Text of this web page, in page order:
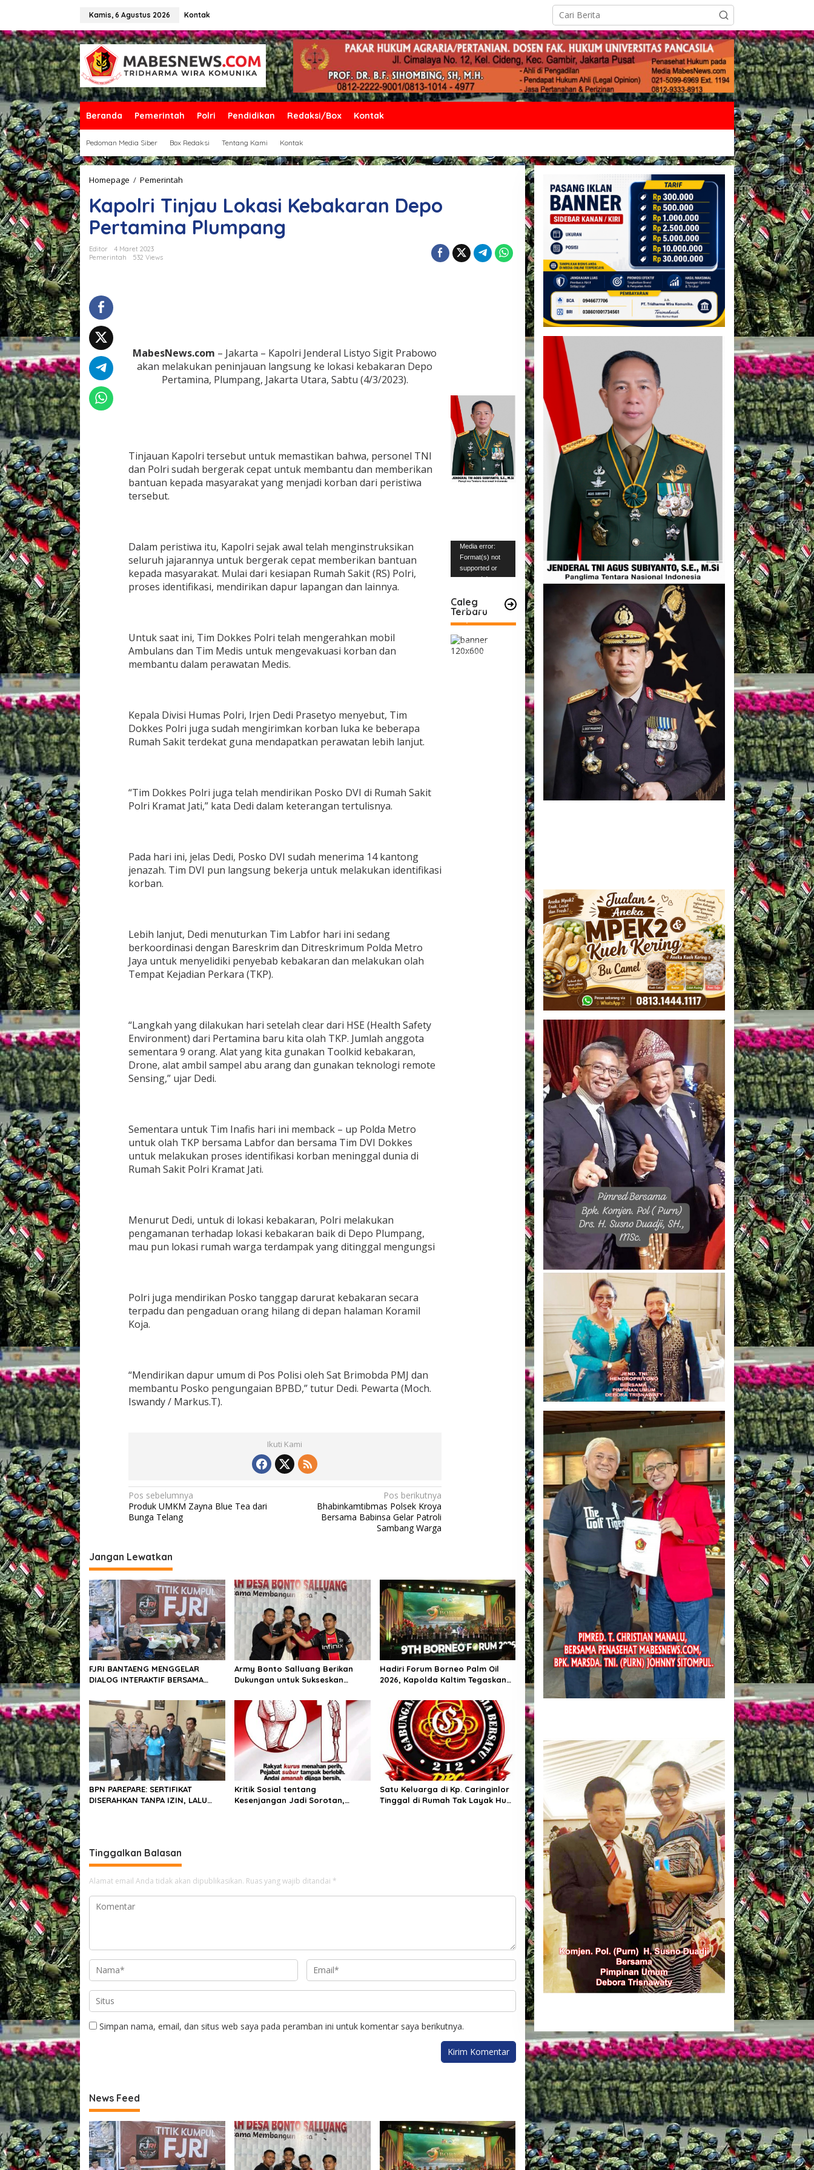
a
t
i
k
e
k
o
n
t
e
n
Kamis, 6 Agustus 2026 Kontak
Beranda Pemerintah Polri Pendidikan Redaksi/Box Kontak
Pedoman Media Siber Box Redaksi Tentang Kami Kontak
Homepage / Pemerintah
p
o
l
r
a
s
i
K
r
a
n
D
r
t
a
m
i
l
u
m
p
Kapolri Tinjau Lokasi Kebakaran Depo
Pertamina Plumpang
Editor
4 Maret 2023
Pemerintah
532 Views
MabesNews.com – Jakarta – Kapolri Jenderal Listyo Sigit Prabowo
akan melakukan peninjauan langsung ke lokasi kebakaran Depo
Pertamina, Plumpang, Jakarta Utara, Sabtu (4/3/2023).
Tinjauan Kapolri tersebut untuk memastikan bahwa, personel TNI
dan Polri sudah bergerak cepat untuk membantu dan memberikan
bantuan kepada masyarakat yang menjadi korban dari peristiwa
tersebut.
Dalam peristiwa itu, Kapolri sejak awal telah menginstruksikan
seluruh jajarannya untuk bergerak cepat memberikan bantuan
kepada masyarakat. Mulai dari kesiapan Rumah Sakit (RS) Polri,
proses identifikasi, mendirikan dapur lapangan dan lainnya.
Untuk saat ini, Tim Dokkes Polri telah mengerahkan mobil
Ambulans dan Tim Medis untuk mengevakuasi korban dan
membantu dalam perawatan Medis.
Kepala Divisi Humas Polri, Irjen Dedi Prasetyo menyebut, Tim
Dokkes Polri juga sudah mengirimkan korban luka ke beberapa
Rumah Sakit terdekat guna mendapatkan perawatan lebih lanjut.
“Tim Dokkes Polri juga telah mendirikan Posko DVI di Rumah Sakit
Polri Kramat Jati,” kata Dedi dalam keterangan tertulisnya.
Pada hari ini, jelas Dedi, Posko DVI sudah menerima 14 kantong
jenazah. Tim DVI pun langsung bekerja untuk melakukan identifikasi
korban.
Lebih lanjut, Dedi menuturkan Tim Labfor hari ini sedang
berkoordinasi dengan Bareskrim dan Ditreskrimum Polda Metro
Jaya untuk menyelidiki penyebab kebakaran dan melakukan olah
Tempat Kejadian Perkara (TKP).
“Langkah yang dilakukan hari setelah clear dari HSE (Health Safety
Environment) dari Pertamina baru kita olah TKP. Jumlah anggota
sementara 9 orang. Alat yang kita gunakan Toolkid kebakaran,
Drone, alat ambil sampel abu arang dan gunakan teknologi remote
Sensing,” ujar Dedi.
Sementara untuk Tim Inafis hari ini memback – up Polda Metro
untuk olah TKP bersama Labfor dan bersama Tim DVI Dokkes
untuk melakukan proses identifikasi korban meninggal dunia di
Rumah Sakit Polri Kramat Jati.
Menurut Dedi, untuk di lokasi kebakaran, Polri melakukan
pengamanan terhadap lokasi kebakaran baik di Depo Plumpang,
mau pun lokasi rumah warga terdampak yang ditinggal mengungsi
Polri juga mendirikan Posko tanggap darurat kebakaran secara
terpadu dan pengaduan orang hilang di depan halaman Koramil
Koja.
“Mendirikan dapur umum di Pos Polisi oleh Sat Brimobda PMJ dan
membantu Posko pengungaian BPBD,” tutur Dedi. Pewarta (Moch.
Iswandy / Markus.T).
Ikuti Kami
N
a
i
g
a
s
i
p
o
s
Pos sebelumnya
Produk UMKM Zayna Blue Tea dari
Bunga Telang
Pos berikutnya
Bhabinkamtibmas Polsek Kroya
Bersama Babinsa Gelar Patroli
Sambang Warga
Pemutar
Video
Media error:
Format(s) not
supported or
source(s) not
Unduh Berkas:
content/uploads/2
023/12/VID-
Caleg
Terbaru
Jangan Lewatkan
FJRI BANTAENG MENGGELAR
DIALOG INTERAKTIF BERSAMA
Army Bonto Salluang Berikan
Dukungan untuk Sukseskan
Bonto Salluang
Hadiri Forum Borneo Palm Oil
2026, Kapolda Kaltim Tegaskan
BPN PAREPARE: SERTIFIKAT
DISERAHKAN TANPA IZIN, LALU
Kritik Sosial tentang
Kesenjangan Jadi Sorotan,
Satu Keluarga di Kp. Caringinlor
Tinggal di Rumah Tak Layak Huni,
Tinggalkan Balasan
Alamat email Anda tidak akan dipublikasikan. Ruas yang wajib ditandai *
Simpan nama, email, dan situs web saya pada peramban ini untuk komentar saya berikutnya.
News Feed